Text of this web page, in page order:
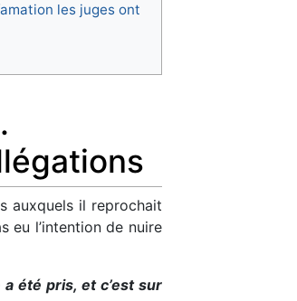
les juges ont
auxquels il reprochait
eu l’intention de nuire
a été pris, et c’est sur